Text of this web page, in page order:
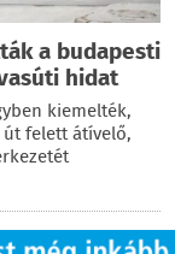
a budapesti
hidat
kiemelték,
felett átívelő,